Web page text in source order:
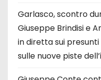
Garlasco, scontro
Giuseppe Brindisi e
in diretta sui
sulle nuove piste